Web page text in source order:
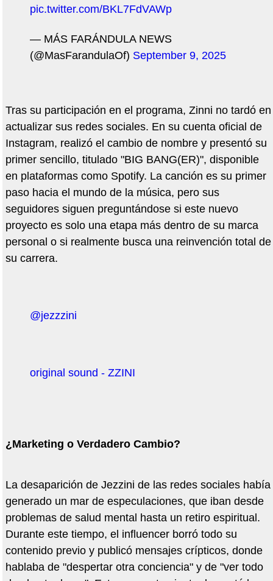
pic.twitter.com/BKL7FdVAWp
— MÁS FARÁNDULA NEWS
(@MasFarandulaOf) September 9, 2025
Tras su participación en el programa, Zinni no tardó en
actualizar sus redes sociales. En su cuenta oficial de
Instagram, realizó el cambio de nombre y presentó su
primer sencillo, titulado "BIG BANG(ER)", disponible
en plataformas como Spotify. La canción es su primer
paso hacia el mundo de la música, pero sus
seguidores siguen preguntándose si este nuevo
proyecto es solo una etapa más dentro de su marca
personal o si realmente busca una reinvención total de
su carrera.
@jezzzini
original sound - ZZINI
¿Marketing o Verdadero Cambio?
La desaparición de Jezzini de las redes sociales había
generado un mar de especulaciones, que iban desde
problemas de salud mental hasta un retiro espiritual.
Durante este tiempo, el influencer borró todo su
contenido previo y publicó mensajes crípticos, donde
hablaba de "despertar otra conciencia" y de "ver todo